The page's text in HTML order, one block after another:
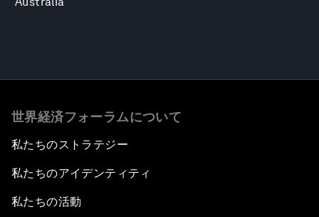
世界経済フォーラムについて
私たちのストラテジー
私たちのアイデンティティ
私たちの活動